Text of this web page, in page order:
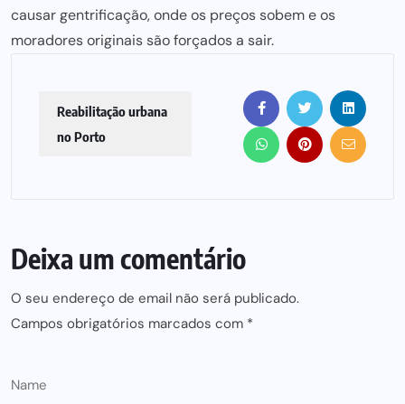
causar gentrificação, onde os preços sobem e os
moradores originais são forçados a sair.
Reabilitação urbana
no Porto
Deixa um comentário
O seu endereço de email não será publicado.
Campos obrigatórios marcados com *